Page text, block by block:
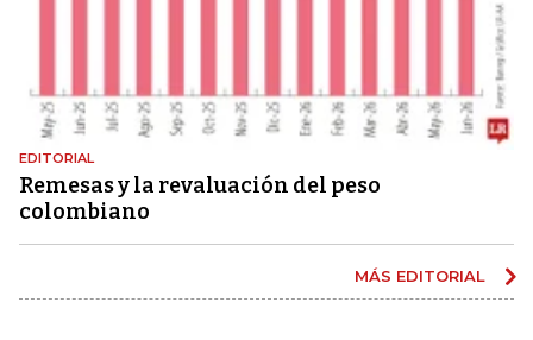
EDITORIAL
Remesas y la revaluación del peso
colombiano
MÁS EDITORIAL